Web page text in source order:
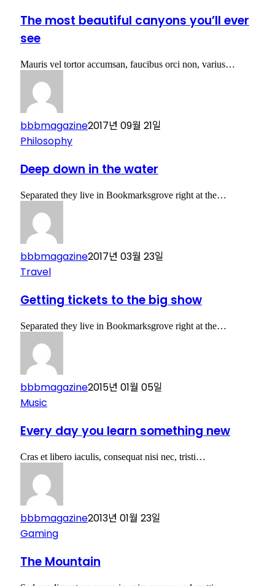
The most beautiful canyons you’ll ever
see
Mauris vel tortor accumsan, faucibus orci non, varius…
bbbmagazine2017년 09월 21일
Philosophy
Deep down in the water
Separated they live in Bookmarksgrove right at the…
bbbmagazine2017년 03월 23일
Travel
Getting tickets to the big show
Separated they live in Bookmarksgrove right at the…
bbbmagazine2015년 01월 05일
Music
Every day you learn something new
Cras et libero iaculis, consequat nisi nec, tristi…
bbbmagazine2013년 01월 23일
Gaming
The Mountain